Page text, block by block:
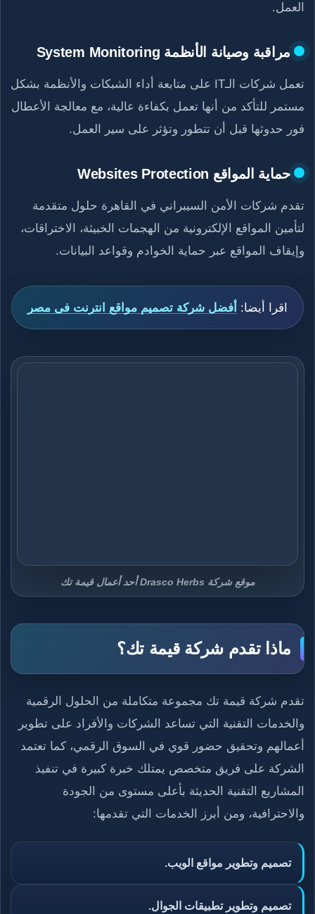
العمل.
مراقبة وصيانة الأنظمة System Monitoring
تعمل شركات الـIT على متابعة أداء الشبكات والأنظمة بشكل
مستمر للتأكد من أنها تعمل بكفاءة عالية، مع معالجة الأعطال
فور حدوثها قبل أن تتطور وتؤثر على سير العمل.
حماية المواقع Websites Protection
تقدم شركات الأمن السيبراني في القاهرة حلول متقدمة
لتأمين المواقع الإلكترونية من الهجمات الخبيثة، الاختراقات،
وإيقاف المواقع عبر حماية الخوادم وقواعد البيانات.
اقرا أيضا: أفضل شركة تصميم مواقع انترنت فى مصر
موقع شركة Drasco Herbs أحد أعمال قيمة تك
ماذا تقدم شركة قيمة تك؟
تقدم شركة قيمة تك مجموعة متكاملة من الحلول الرقمية
والخدمات التقنية التي تساعد الشركات والأفراد على تطوير
أعمالهم وتحقيق حضور قوي في السوق الرقمي، كما تعتمد
الشركة على فريق متخصص يمتلك خبرة كبيرة في تنفيذ
المشاريع التقنية الحديثة بأعلى مستوى من الجودة
والاحترافية، ومن أبرز الخدمات التي تقدمها:
تصميم وتطوير مواقع الويب.
تصميم وتطوير تطبيقات الجوال.